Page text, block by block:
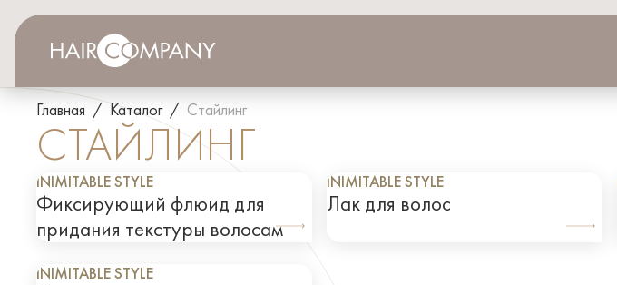
КАТАЛОГ
ГДЕ КУПИТЬ
ДИСТРИБЬЮТОРАМ
Главная / Каталог / Стайлинг
СТАЙЛИНГ
INIMITABLE STYLE
Фиксирующий флюид для
придания текстуры волосам
INIMITABLE STYLE
Лак для волос
INIMITABLE STYLE